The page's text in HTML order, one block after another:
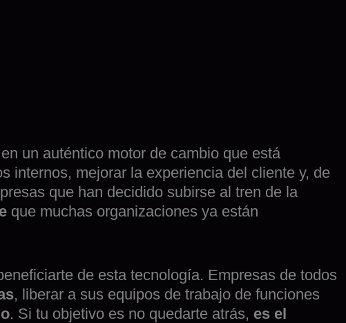
un auténtico motor de cambio que está
internos, mejorar la experiencia del cliente y, de
que han decidido subirse al tren de la
que muchas organizaciones ya están
de esta tecnología. Empresas de todos
, liberar a sus equipos de trabajo de funciones
. Si tu objetivo es no quedarte atrás, es el